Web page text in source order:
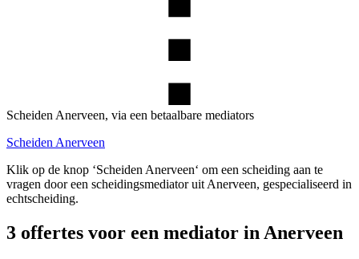
Scheiden Anerveen, via een betaalbare mediators
Scheiden Anerveen
Klik op de knop ‘Scheiden Anerveen‘ om een scheiding aan te
vragen door een scheidingsmediator uit Anerveen, gespecialiseerd in
echtscheiding.
3 offertes voor een mediator in Anerveen